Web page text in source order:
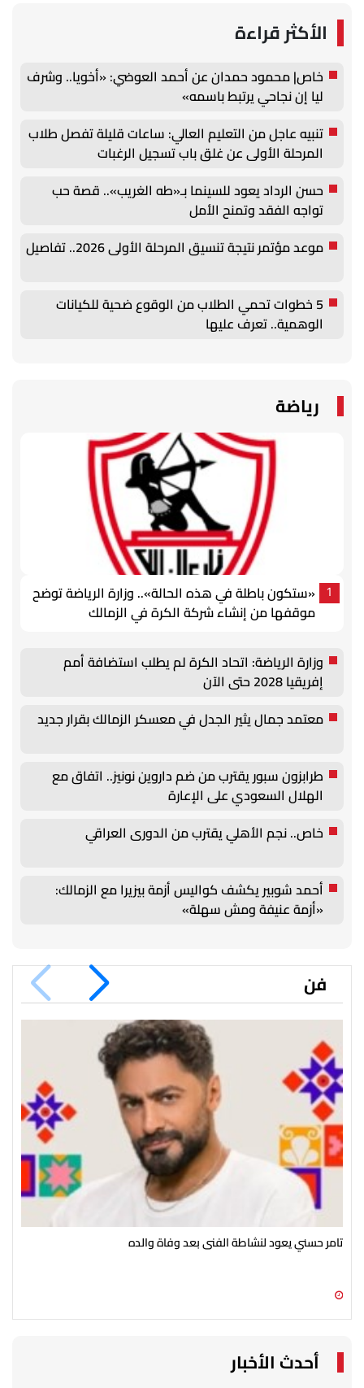
الأكثر قراءة
خاص| محمود حمدان عن أحمد العوضي: «أخويا.. وشرف
ليا إن نجاحي يرتبط باسمه»
تنبيه عاجل من التعليم العالي: ساعات قليلة تفصل طلاب
المرحلة الأولى عن غلق باب تسجيل الرغبات
حسن الرداد يعود للسينما بـ«طه الغريب».. قصة حب
تواجه الفقد وتمنح الأمل
موعد مؤتمر نتيجة تنسيق المرحلة الأولى 2026.. تفاصيل
5 خطوات تحمي الطلاب من الوقوع ضحية للكيانات
الوهمية.. تعرف عليها
رياضة
1
«ستكون باطلة في هذه الحالة».. وزارة الرياضة توضح
موقفها من إنشاء شركة الكرة في الزمالك
وزارة الرياضة: اتحاد الكرة لم يطلب استضافة أمم
إفريقيا 2028 حتى الآن
معتمد جمال يثير الجدل في معسكر الزمالك بقرار جديد
طرابزون سبور يقترب من ضم داروين نونيز.. اتفاق مع
الهلال السعودي على الإعارة
خاص.. نجم الأهلي يقترب من الدورى العراقي
أحمد شوبير يكشف كواليس أزمة بيزيرا مع الزمالك:
«أزمة عنيفة ومش سهلة»
فن
تامر حسني يعود لنشاطة الفنى بعد وفاة والده
أحدث الأخبار